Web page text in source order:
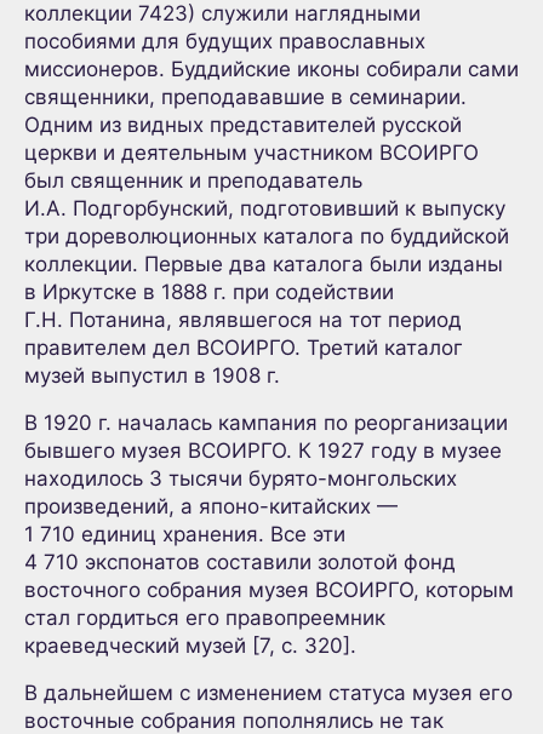
коллекции 7423) служили наглядными
пособиями для будущих православных
миссионеров. Буддийские иконы собирали сами
священники, преподававшие в семинарии.
Одним из видных представителей русской
церкви и деятельным участником ВСОИРГО
был священник и преподаватель
И.А. Подгорбунский, подготовивший к выпуску
три дореволюционных каталога по буддийской
коллекции. Первые два каталога были изданы
в Иркутске в 1888 г. при содействии
Г.Н. Потанина, являвшегося на тот период
правителем дел ВСОИРГО. Третий каталог
музей выпустил в 1908 г.
В 1920 г. началась кампания по реорганизации
бывшего музея ВСОИРГО. К 1927 году в музее
находилось 3 тысячи бурято-монгольских
произведений, а японо-китайских —
1 710 единиц хранения. Все эти
4 710 экспонатов составили золотой фонд
восточного собрания музея ВСОИРГО, которым
стал гордиться его правопреемник
краеведческий музей [7, с. 320].
В дальнейшем с изменением статуса музея его
восточные собрания пополнялись не так